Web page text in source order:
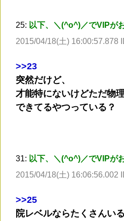
25: 以下、＼(^o^)／でVIPが
2015/04/18(土) 16:00:57.878
>>23
突然だけど、
才能特にないけどただ物
できてるやつっている？
31: 以下、＼(^o^)／でVIPが
2015/04/18(土) 16:06:56.002
>>25
院レベルならたくさんい